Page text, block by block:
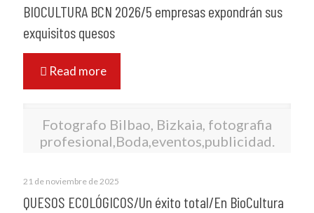
BIOCULTURA BCN 2026/5 empresas expondrán sus
exquisitos quesos
Read more
Fotografo Bilbao, Bizkaia, fotografia
profesional,Boda,eventos,publicidad.
21 de noviembre de 2025
QUESOS ECOLÓGICOS/Un éxito total/En BioCultura